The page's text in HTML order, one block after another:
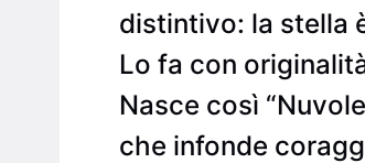
distintivo: la stella
Lo fa con
Nasce così
che infonde